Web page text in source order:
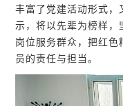
丰富了党建活动形式，
示，将以先辈为榜样，
岗位服务群众，把红色
员的责任与担当。